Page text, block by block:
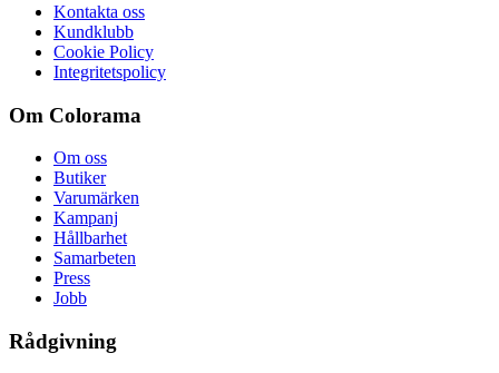
Kontakta oss
Kundklubb
Cookie Policy
Integritetspolicy
Om Colorama
Om oss
Butiker
Varumärken
Kampanj
Hållbarhet
Samarbeten
Press
Jobb
Rådgivning